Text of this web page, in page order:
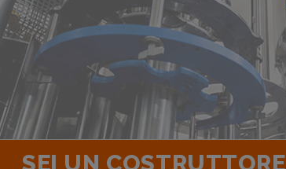
SEI UN COSTRUTTORE